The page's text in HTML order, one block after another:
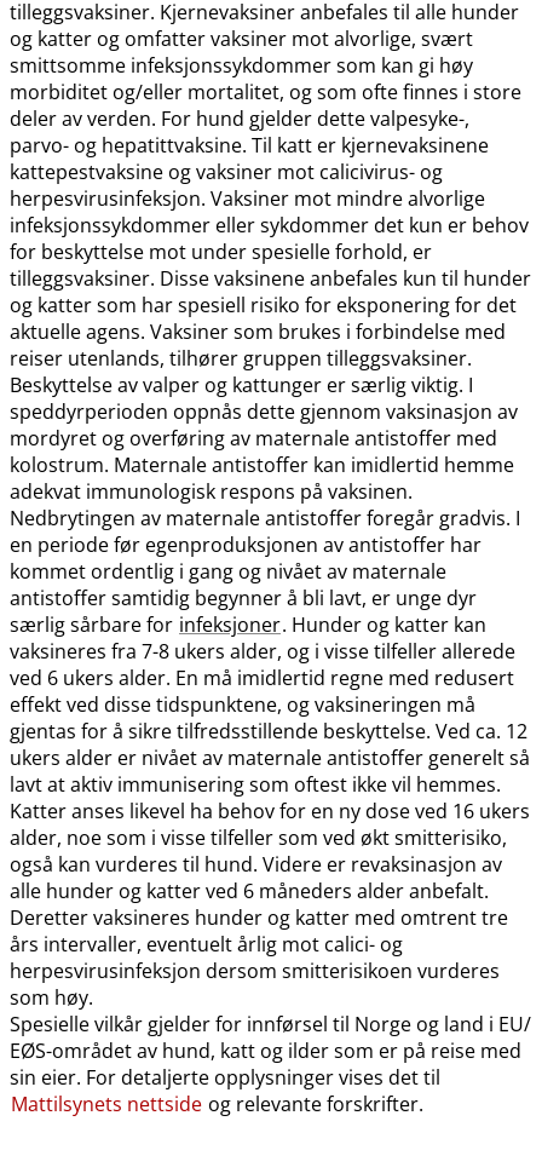
tilleggsvaksiner. Kjernevaksiner anbefales til alle hunder
og katter og omfatter vaksiner mot alvorlige, svært
smittsomme infeksjonssykdommer som kan gi høy
morbiditet og​/​eller mortalitet, og som ofte finnes i store
deler av verden. For hund gjelder dette valpesyke-,
parvo- og hepatittvaksine. Til katt er kjernevaksinene
kattepestvaksine og vaksiner mot calicivirus- og
herpesvirusinfeksjon. Vaksiner mot mindre alvorlige
infeksjonssykdommer eller sykdommer det kun er behov
for beskyttelse mot under spesielle forhold, er
tilleggsvaksiner. Disse vaksinene anbefales kun til hunder
og katter som har spesiell risiko for eksponering for det
aktuelle agens. Vaksiner som brukes i forbindelse med
reiser utenlands, tilhører gruppen tilleggsvaksiner.
Beskyttelse av valper og kattunger er særlig viktig. I
speddyrperioden oppnås dette gjennom vaksinasjon av
mordyret og overføring av maternale antistoffer med
kolostrum. Maternale antistoffer kan imidlertid hemme
adekvat immunologisk respons på vaksinen.
Nedbrytingen av maternale antistoffer foregår gradvis. I
en periode før egenproduksjonen av antistoffer har
kommet ordentlig i gang og nivået av maternale
antistoffer samtidig begynner å bli lavt, er unge dyr
særlig sårbare for infeksjoner. Hunder og katter kan
vaksineres fra 7-8 ukers alder, og i visse tilfeller allerede
ved 6 ukers alder. En må imidlertid regne med redusert
effekt ved disse tidspunktene, og vaksineringen må
gjentas for å sikre tilfredsstillende beskyttelse. Ved ca. 12
ukers alder er nivået av maternale antistoffer generelt så
lavt at aktiv immunisering som oftest ikke vil hemmes.
Katter anses likevel ha behov for en ny dose ved 16 ukers
alder, noe som i visse tilfeller som ved økt smitterisiko,
også kan vurderes til hund. Videre er revaksinasjon av
alle hunder og katter ved 6 måneders alder anbefalt.
Deretter vaksineres hunder og katter med omtrent tre
års intervaller, eventuelt årlig mot calici- og
herpesvirusinfeksjon dersom smitterisikoen vurderes
som høy.
Spesielle vilkår gjelder for innførsel til Norge og land i EU​/​
EØS-området av hund, katt og ilder som er på reise med
sin eier. For detaljerte opplysninger vises det til
Mattilsynets nettside og relevante forskrifter.